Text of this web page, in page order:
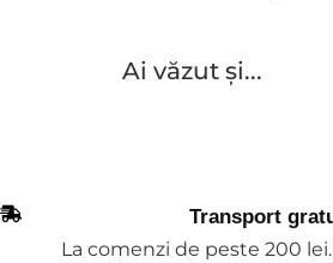
Ai văzut și...
Transport
La comenzi de peste 200